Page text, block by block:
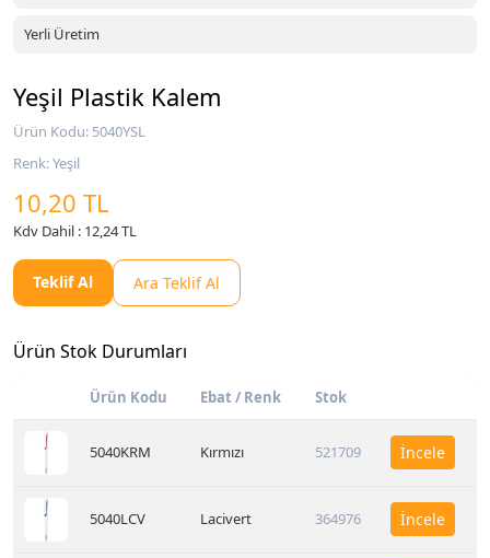
Yerli Üretim
Yeşil Plastik Kalem
Ürün Kodu: 5040YSL
Renk: Yeşil
10,20 TL
Kdv Dahil : 12,24 TL
Teklif Al Ara Teklif Al
Ürün Stok Durumları
Ürün Kodu Ebat / Renk Stok
5040KRM Kırmızı 521709 İncele
5040LCV Lacivert 364976 İncele